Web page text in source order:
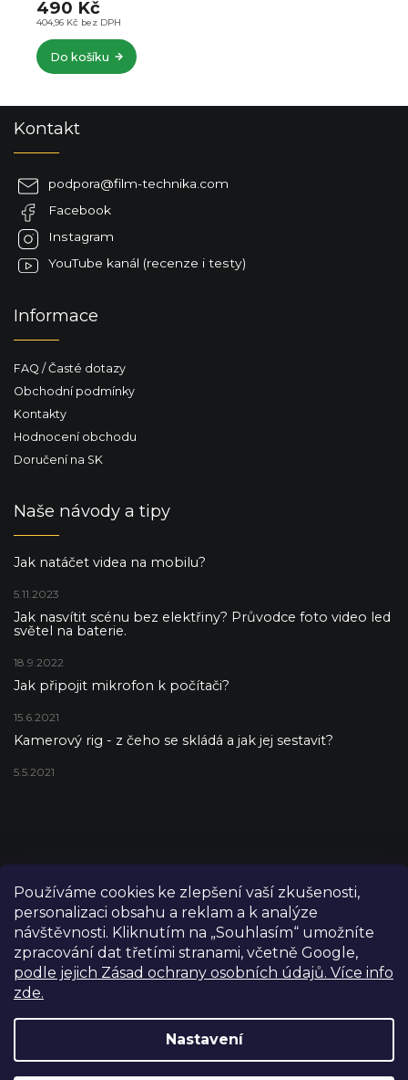
Používáme cookies ke zlepšení vaší zkušenosti,
personalizaci obsahu a reklam a k analýze
návštěvnosti. Kliknutím na „Souhlasím“ umožníte
zpracování dat třetími stranami, včetně Google,
podle jejich Zásad ochrany osobních údajů. Více info
zde.
Nastavení
404,96 Kč bez DPH
490 Kč
Do košíku
Kontakt
podpora@film-technika.com
Facebook
Instagram
YouTube kanál (recenze i testy)
Informace
FAQ / Časté dotazy
Obchodní podmínky
Kontakty
Hodnocení obchodu
Doručení na SK
Naše návody a tipy
Jak natáčet videa na mobilu?
5.11.2023
Jak nasvítit scénu bez elektřiny? Průvodce foto video led
světel na baterie.
18.9.2022
Jak připojit mikrofon k počítači?
15.6.2021
Kamerový rig - z čeho se skládá a jak jej sestavit?
5.5.2021
Copyright 2026FILM-TECHNIKA. Všechna práva vyhrazena.
Upravit nastavení cookies